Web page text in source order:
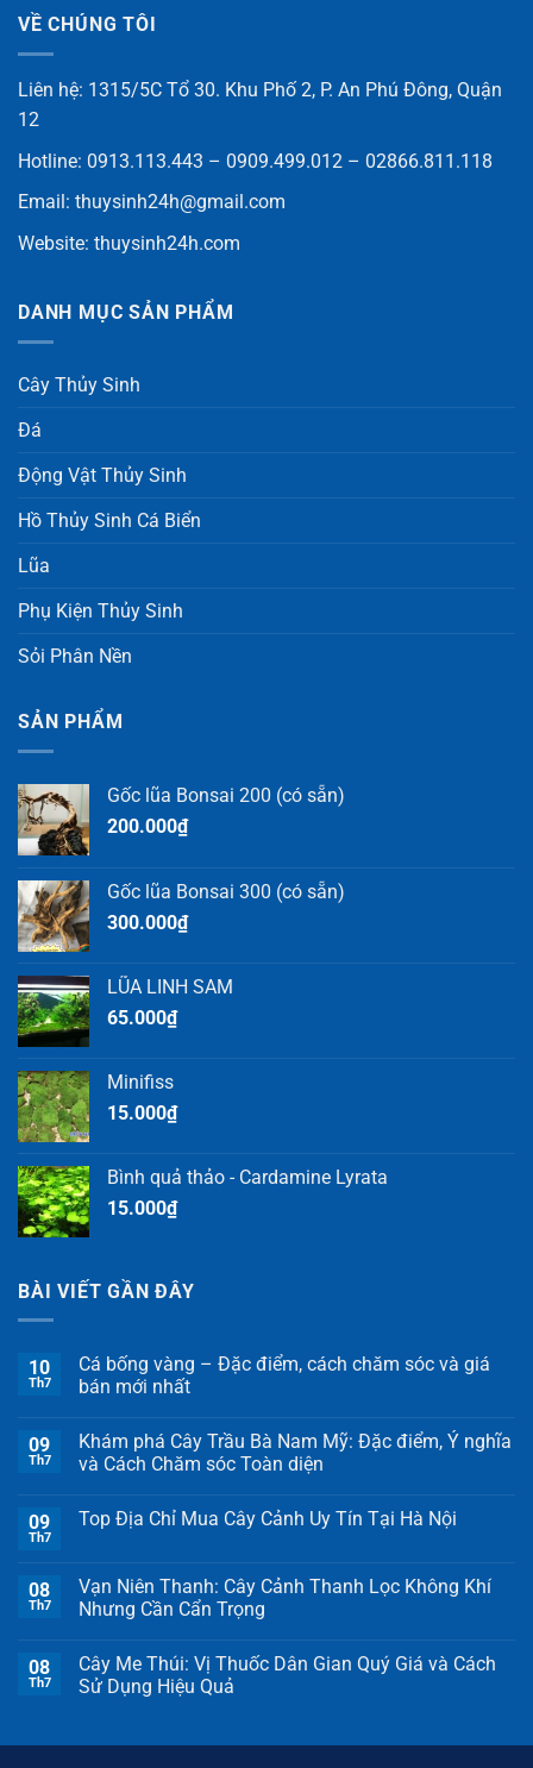
VỀ CHÚNG TÔI
Liên hệ: 1315/5C Tổ 30. Khu Phố 2, P. An Phú Đông, Quận
12
Hotline: 0913.113.443 – 0909.499.012 – 02866.811.118
Email: thuysinh24h@gmail.com
Website: thuysinh24h.com
DANH MỤC SẢN PHẨM
Cây Thủy Sinh
Đá
Động Vật Thủy Sinh
Hồ Thủy Sinh Cá Biển
Lũa
Phụ Kiện Thủy Sinh
Sỏi Phân Nền
SẢN PHẨM
Gốc lũa Bonsai 200 (có sẵn)
200.000₫
Gốc lũa Bonsai 300 (có sẵn)
300.000₫
LŨA LINH SAM
65.000₫
Minifiss
15.000₫
Bình quả thảo - Cardamine Lyrata
15.000₫
BÀI VIẾT GẦN ĐÂY
10
Th7
Cá bống vàng – Đặc điểm, cách chăm sóc và giá
bán mới nhất
09
Th7
Khám phá Cây Trầu Bà Nam Mỹ: Đặc điểm, Ý nghĩa
và Cách Chăm sóc Toàn diện
09
Th7
Top Địa Chỉ Mua Cây Cảnh Uy Tín Tại Hà Nội
08
Th7
Vạn Niên Thanh: Cây Cảnh Thanh Lọc Không Khí
Nhưng Cần Cẩn Trọng
08
Th7
Cây Me Thúi: Vị Thuốc Dân Gian Quý Giá và Cách
Sử Dụng Hiệu Quả